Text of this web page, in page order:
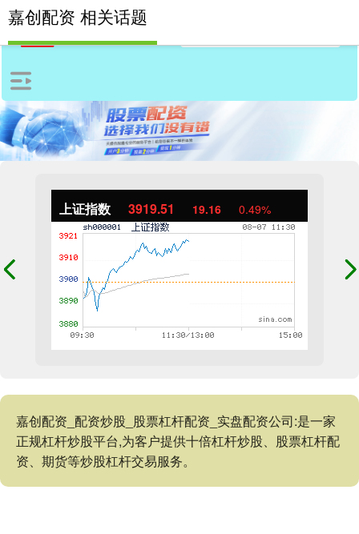
上证指数 3919.51 19.16 0.49%
嘉创配资_配资炒股_股票杠杆配资_实盘配资公司:是一家
正规杠杆炒股平台,为客户提供十倍杠杆炒股、股票杠杆配
资、期货等炒股杠杆交易服务。
嘉创配资 相关话题